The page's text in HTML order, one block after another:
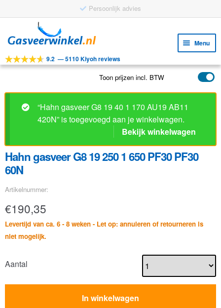
Persoonlijk advies
door
navigatie
naar
inhoud
Menu
Tools
Toepassingen
Klantenservice
9.2 —5110 Kiyoh reviews
Toon prijzen incl. BTW
“Hahn gasveer G8 19 40 1 170 AU19 AB11
420N” is toegevoegd aan je winkelwagen.
Bekijk winkelwagen
Hahn gasveer G8 19 250 1 650 PF30 PF30
60N
Artikelnummer:
€190,35
Levertijd van ca. 6 - 8 weken - Let op: annuleren of retourneren is
niet mogelijk.
Aantal
In winkelwagen